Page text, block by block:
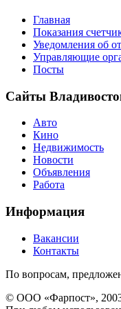
Главная
Показания
Уведомления об
Управляющие
Посты
Сайты
Авто
Кино
Недвижимость
Новости
Объявления
Работа
Информация
Вакансии
Контакты
По вопросам,
© ООО «Фарпост»,